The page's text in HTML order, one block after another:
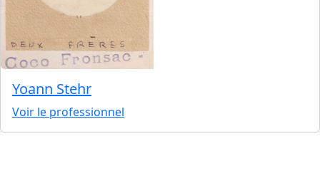
Yoann Stehr
Voir le professionnel